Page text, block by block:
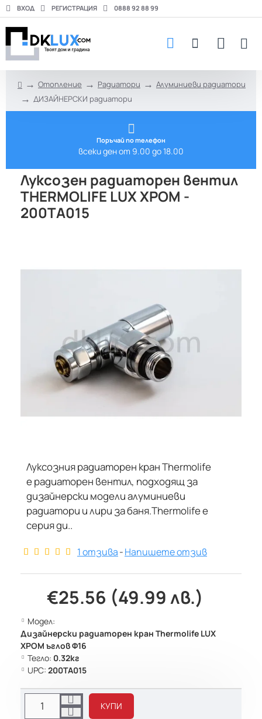
ВХОД РЕГИСТРАЦИЯ 0888 92 88 99
Отопление Радиатори
Алуминиеви радиатори
ДИЗАЙНЕРСКИ радиатори
Поръчай по телефон
всеки ден от 9.00 до 18.00
Луксозен радиаторен вентил
THERMOLIFE LUX ХРОМ -
200TA015
ДИЗАЙНЕРСКИ
Луксозния радиаторен кран Thermolife
е радиаторен вентил, подходящ за
дизайнерски модели алуминиеви
радиатори и лири за баня.Thermolife е
серия ди..
1 отзива-Напишете отзив
€25.56 (49.99 лв.)
Модел:
Дизайнерски радиаторен кран Thermolife LUX
ХРОМ ъглов Ф16
Тегло: 0.32кг
UPC: 200TA015
КУПИ